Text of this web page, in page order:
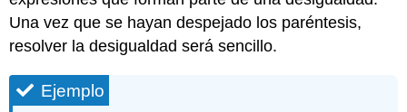
Una vez que se hayan despejado los paréntesis,
resolver la desigualdad será sencillo.
Ejemplo